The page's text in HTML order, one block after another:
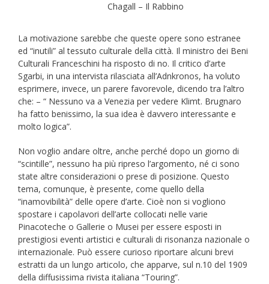
Chagall – Il Rabbino
La motivazione sarebbe che queste opere sono estranee
ed “inutili” al tessuto culturale della città. Il ministro dei Beni
Culturali Franceschini ha risposto di no. Il critico d’arte
Sgarbi, in una intervista rilasciata all’Adnkronos, ha voluto
esprimere, invece, un parere favorevole, dicendo tra l’altro
che: – “ Nessuno va a Venezia per vedere Klimt. Brugnaro
ha fatto benissimo, la sua idea è davvero interessante e
molto logica”.
Non voglio andare oltre, anche perché dopo un giorno di
“scintille”, nessuno ha più ripreso l’argomento, né ci sono
state altre considerazioni o prese di posizione. Questo
tema, comunque, è presente, come quello della
“inamovibilità” delle opere d’arte. Cioè non si vogliono
spostare i capolavori dell’arte collocati nelle varie
Pinacoteche o Gallerie o Musei per essere esposti in
prestigiosi eventi artistici e culturali di risonanza nazionale o
internazionale. Può essere curioso riportare alcuni brevi
estratti da un lungo articolo, che apparve, sul n.10 del 1909
della diffusissima rivista italiana “Touring”.